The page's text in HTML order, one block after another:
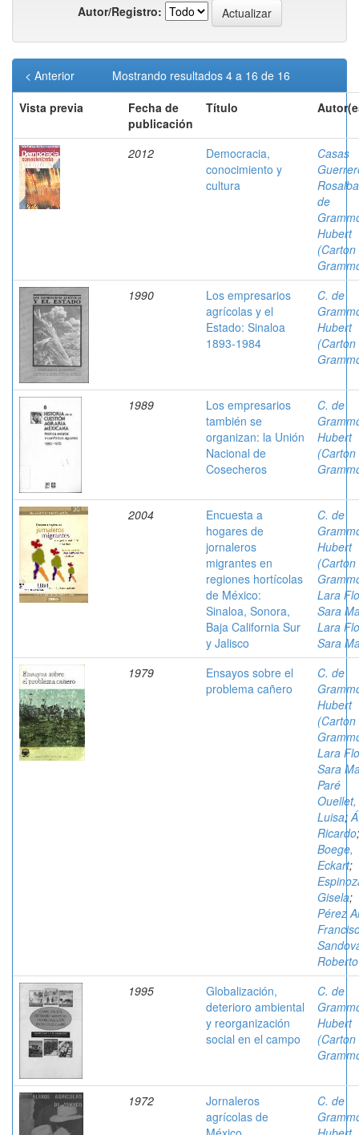
Autor/Registro:
Mostrando resultados 4 a 16 de 16
< Anterior
Vista previa
Fecha de
publicación
Título
2012
Democracia,
conocimiento y
cultura
Casas
Rosalba
de
Hubert
(Carton
1990
Los empresarios
agrícolas y el
Estado: Sinaloa
1893-1984
C. de
Hubert
(Carton
1989
Los empresarios
también se
organizan: la Unión
Nacional de
Cosecheros
C. de
Hubert
(Carton
2004
Encuesta a
hogares de
jornaleros
migrantes en
regiones hortícolas
de México:
Sinaloa, Sonora,
Baja California Sur
y Jalisco
C. de
Hubert
(Carton
Lara
Sara
Lara
Sara
1979
Ensayos sobre el
problema cañero
C. de
Hubert
(Carton
Lara
Sara
Paré
Ouellet,
Luisa;
Ricardo;
Boege,
Eckart;
Gisela;
Pérez
Roberto
1995
Globalización,
deterioro ambiental
y reorganización
social en el campo
C. de
Hubert
(Carton
1972
Jornaleros
agrícolas de
C. de